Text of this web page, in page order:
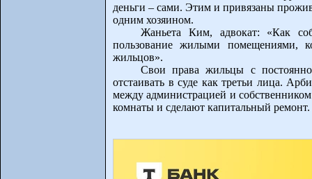
деньги – сами. Этим и привязаны
одним хозяином.
Жаньета Ким, адвокат: «Как
пользование жилыми помещениями,
жильцов».
Свои права жильцы с
отстаивать в суде как третьи лица.
между администрацией и
комнаты и сделают капитальный